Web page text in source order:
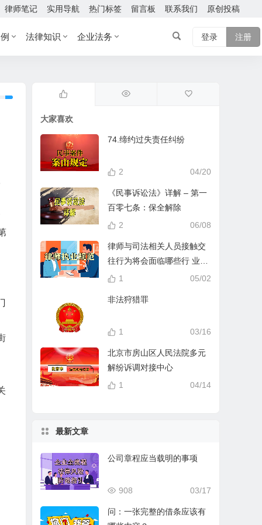
律师笔记 实用导航 热门标签 留言板 联系我们 原创投稿
法律知识 企业法务 登录 注册
大家喜欢
74.缔约过失责任纠纷
04/20
2
《民事诉讼法》详解 – 第一
百零七条：保全解除
06/08
2
律师与司法相关人员接触交
往行为将会面临哪些行 业处
分？
05/02
1
非法狩猎罪
03/16
1
北京市房山区人民法院多元
解纷诉调对接中心
04/14
1
最新文章
公司章程应当载明的事项
03/17
908
问：一张完整的借条应该有